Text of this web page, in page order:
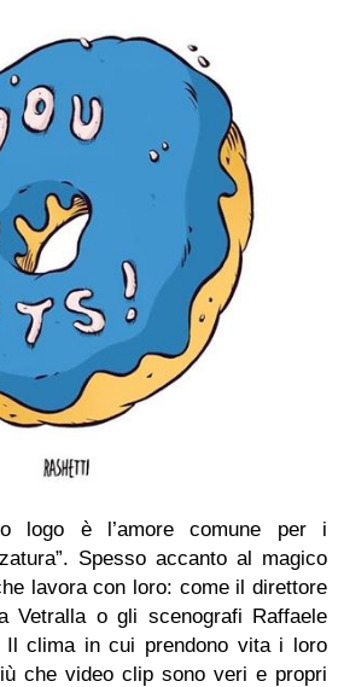
logo è l’amore comune per i
Spesso accanto al magico
lavora con loro: come il direttore
Vetralla o gli scenografi Raffaele
Il clima in cui prendono vita i loro
che video clip sono veri e propri